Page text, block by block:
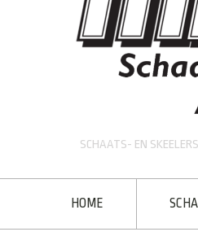
SCHAATS- EN
HOME